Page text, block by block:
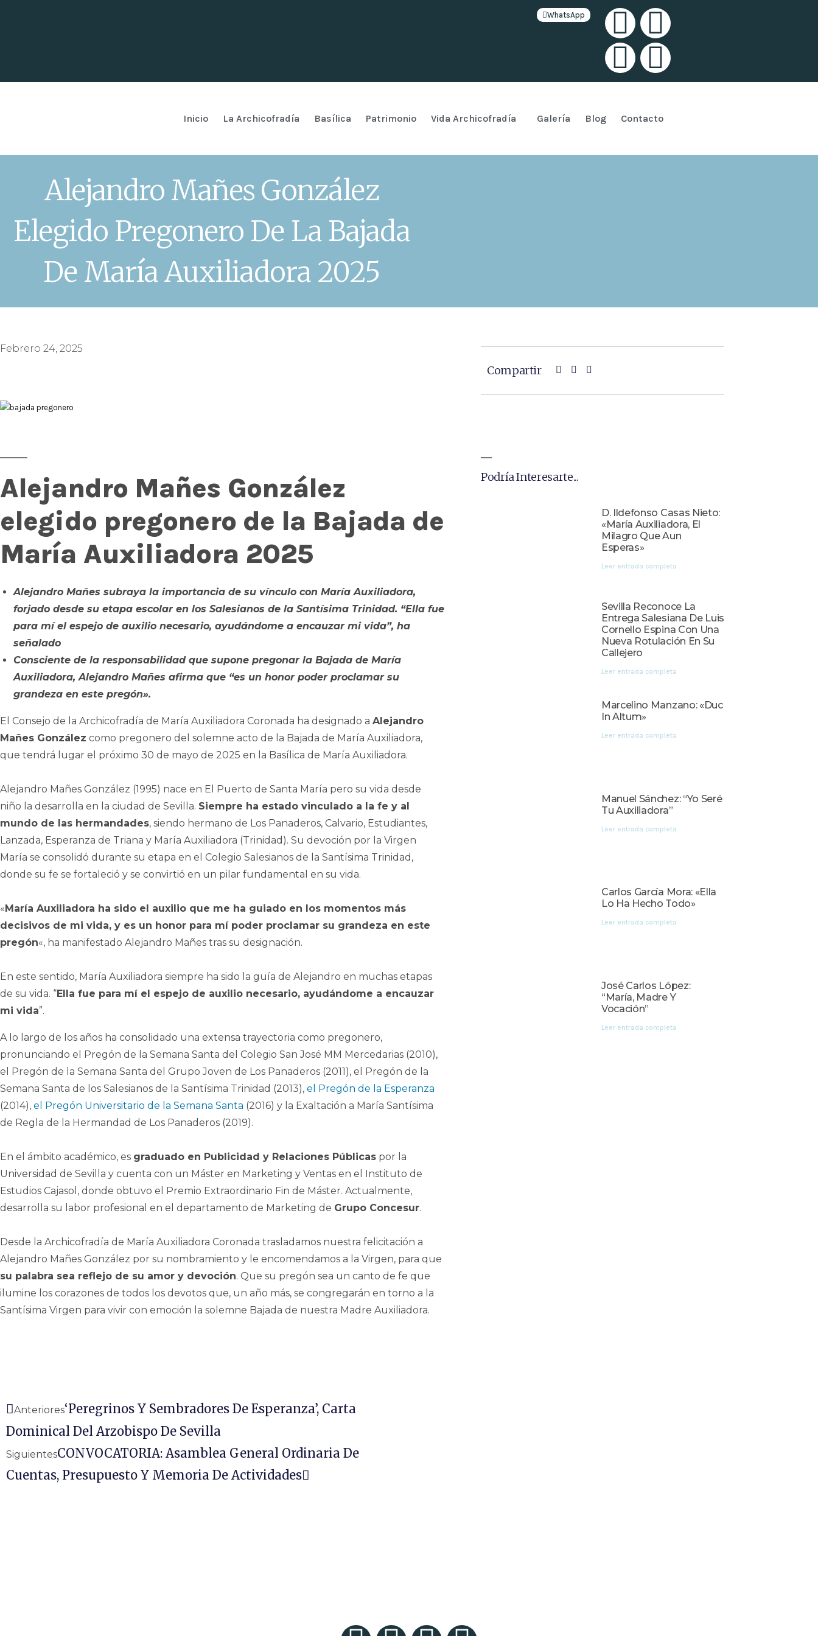
WhatsApp
Inicio La Archicofradía Basílica Patrimonio Vida Archicofradía Galería Blog Contacto
Alejandro Mañes González
Elegido Pregonero De La Bajada
De María Auxiliadora 2025
Febrero 24, 2025
Alejandro Mañes González
elegido pregonero de la Bajada de
María Auxiliadora 2025
Alejandro Mañes subraya la importancia de su vínculo con María Auxiliadora,
forjado desde su etapa escolar en los Salesianos de la Santísima Trinidad. “Ella fue
para mí el espejo de auxilio necesario, ayudándome a encauzar mi vida”, ha
señalado
Consciente de la responsabilidad que supone pregonar la Bajada de María
Auxiliadora, Alejandro Mañes afirma que “es un honor poder proclamar su
grandeza en este pregón».
El Consejo de la Archicofradía de María Auxiliadora Coronada ha designado a Alejandro
Mañes González como pregonero del solemne acto de la Bajada de María Auxiliadora,
que tendrá lugar el próximo 30 de mayo de 2025 en la Basílica de María Auxiliadora.
Alejandro Mañes González (1995) nace en El Puerto de Santa María pero su vida desde
niño la desarrolla en la ciudad de Sevilla. Siempre ha estado vinculado a la fe y al
mundo de las hermandades, siendo hermano de Los Panaderos, Calvario, Estudiantes,
Lanzada, Esperanza de Triana y María Auxiliadora (Trinidad). Su devoción por la Virgen
María se consolidó durante su etapa en el Colegio Salesianos de la Santísima Trinidad,
donde su fe se fortaleció y se convirtió en un pilar fundamental en su vida.
« María Auxiliadora ha sido el auxilio que me ha guiado en los momentos más
decisivos de mi vida, y es un honor para mí poder proclamar su grandeza en este
pregón«, ha manifestado Alejandro Mañes tras su designación.
En este sentido, María Auxiliadora siempre ha sido la guía de Alejandro en muchas etapas
de su vida. “Ella fue para mí el espejo de auxilio necesario, ayudándome a encauzar
mi vida”.
A lo largo de los años ha consolidado una extensa trayectoria como pregonero,
pronunciando el Pregón de la Semana Santa del Colegio San José MM Mercedarias (2010),
el Pregón de la Semana Santa del Grupo Joven de Los Panaderos (2011), el Pregón de la
Semana Santa de los Salesianos de la Santísima Trinidad (2013), el Pregón de la Esperanza
(2014), el Pregón Universitario de la Semana Santa (2016) y la Exaltación a María Santísima
de Regla de la Hermandad de Los Panaderos (2019).
En el ámbito académico, es graduado en Publicidad y Relaciones Públicas por la
Universidad de Sevilla y cuenta con un Máster en Marketing y Ventas en el Instituto de
Estudios Cajasol, donde obtuvo el Premio Extraordinario Fin de Máster. Actualmente,
desarrolla su labor profesional en el departamento de Marketing de Grupo Concesur.
Desde la Archicofradía de María Auxiliadora Coronada trasladamos nuestra felicitación a
Alejandro Mañes González por su nombramiento y le encomendamos a la Virgen, para que
su palabra sea reflejo de su amor y devoción. Que su pregón sea un canto de fe que
ilumine los corazones de todos los devotos que, un año más, se congregarán en torno a la
Santísima Virgen para vivir con emoción la solemne Bajada de nuestra Madre Auxiliadora.
Compartir
Podría Interesarte...
D. Ildefonso Casas Nieto:
«María Auxiliadora, El
Milagro Que Aun
Esperas»
Leer entrada completa
Sevilla Reconoce La
Entrega Salesiana De Luis
Cornello Espina Con Una
Nueva Rotulación En Su
Callejero
Leer entrada completa
Marcelino Manzano: «Duc
In Altum»
Leer entrada completa
Manuel Sánchez: “Yo Seré
Tu Auxiliadora”
Leer entrada completa
Carlos García Mora: «Ella
Lo Ha Hecho Todo»
Leer entrada completa
José Carlos López:
“María, Madre Y
Vocación”
Leer entrada completa
Anteriores‘Peregrinos Y Sembradores De Esperanza’, Carta
Dominical Del Arzobispo De Sevilla
SiguientesCONVOCATORIA: Asamblea General Ordinaria De
Cuentas, Presupuesto Y Memoria De Actividades